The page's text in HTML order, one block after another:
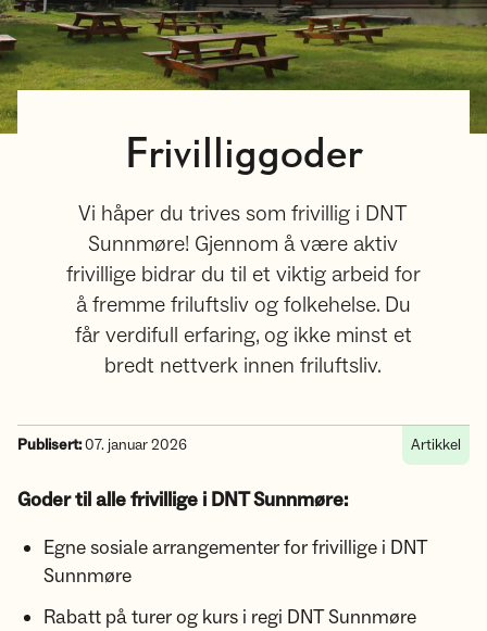
Frivilliggoder
Vi håper du trives som frivillig i DNT
Sunnmøre! Gjennom å være aktiv
frivillige bidrar du til et viktig arbeid for
å fremme friluftsliv og folkehelse. Du
får verdifull erfaring, og ikke minst et
bredt nettverk innen friluftsliv.
Publisert:07. januar 2026 Artikkel
Goder til alle frivillige i DNT Sunnmøre:
Egne sosiale arrangementer for frivillige i DNT
Sunnmøre
Rabatt på turer og kurs i regi DNT Sunnmøre